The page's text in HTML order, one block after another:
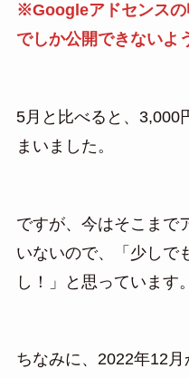
※Googleアドセンスの
でしか公開できないよ
5月と比べると、3,000
まいました。
ですが、今はそこまで
いないので、「少しで
し！」と思っています。
ちなみに、2022年12